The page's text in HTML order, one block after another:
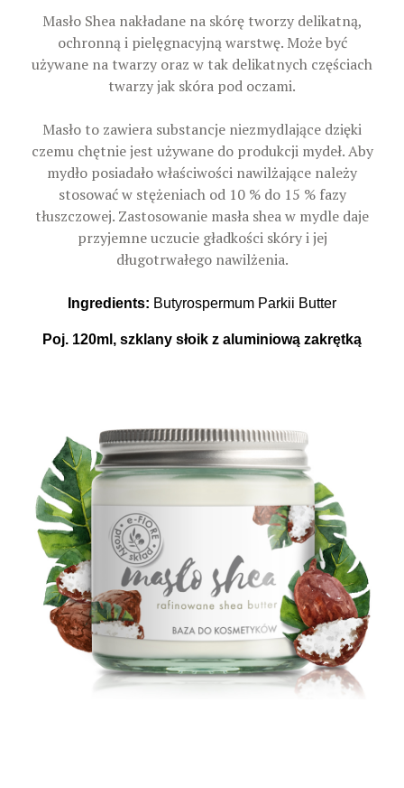
Masło Shea nakładane na skórę tworzy delikatną,
ochronną i pielęgnacyjną warstwę. Może być
używane na twarzy oraz w tak delikatnych częściach
twarzy jak skóra pod oczami.
Masło to zawiera substancje niezmydlające dzięki
czemu chętnie jest używane do produkcji mydeł. Aby
mydło posiadało właściwości nawilżające należy
stosować w stężeniach od 10 % do 15 % fazy
tłuszczowej. Zastosowanie masła shea w mydle daje
przyjemne uczucie gładkości skóry i jej
długotrwałego nawilżenia.
Ingredients: Butyrospermum Parkii Butter
Poj. 120ml, szklany słoik z aluminiową zakrętką